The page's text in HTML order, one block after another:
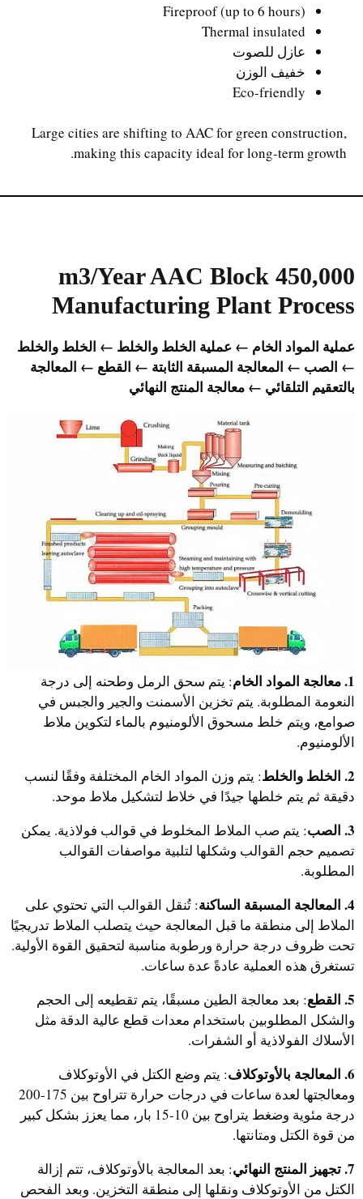
Fireproof (up to 6 hours)
Thermal insulated
عازل للصوت
خفيف الوزن
Eco-friendly
Large cities are shifting to AAC for green construction,
making this capacity ideal for long-term growth.
450,000 m3/Year AAC Block
Manufacturing Plant Process
عملية المواد الخام ← عملية الخلط والخلط ← الخلط والخلط
← الصب ← المعالجة المسبقة الثابتة ← القطع ← المعالجة
بالتعقيم التلقائي ← معالجة المنتج النهائي
1. معالجة المواد الخام
: يتم سحق الرمل وطحنه إلى درجة
النعومة المطلوبة. يتم تخزين الأسمنت والجير والجبس في
صوامع، ويتم خلط مسحوق الألومنيوم بالماء لتكوين ملاط
الألومنيوم.
2. الخلط والخلط
: يتم وزن المواد الخام المختلفة وفقًا لنسب
دقيقة ثم يتم خلطها جيدًا في خلاط لتشكيل ملاط موحد.
3. الصب
: يتم صب الملاط المخلوط في قوالب فولاذية. يمكن
تصميم حجم القوالب وشكلها لتلبية مواصفات القوالب
المطلوبة.
4. المعالجة المسبقة الساكنة
: تُنقل القوالب التي تحتوي على
الملاط إلى منطقة ما قبل المعالجة حيث يتصلب الملاط تدريجيًا
تحت ظروف درجة حرارة ورطوبة مناسبة لتحقيق القوة الأولية.
تستغرق هذه العملية عادةً عدة ساعات.
5. القطع
: بعد معالجة الطين مسبقًا، يتم تقطيعه إلى الحجم
والشكل المطلوبين باستخدام معدات قطع عالية الدقة مثل
الأسلاك الفولاذية أو الشفرات.
6. المعالجة بالأوتوكلاف
: يتم وضع الكتل في الأوتوكلاف
ومعالجتها لعدة ساعات في درجات حرارة تتراوح بين 175-200
درجة مئوية وضغط يتراوح بين 10-15 بار، مما يعزز بشكل كبير
من قوة الكتل ومتانتها.
7. تجهيز المنتج النهائي
: بعد المعالجة بالأوتوكلاف، تتم إزالة
الكتل من الأوتوكلاف ونقلها إلى منطقة التخزين. وبعد الفحص